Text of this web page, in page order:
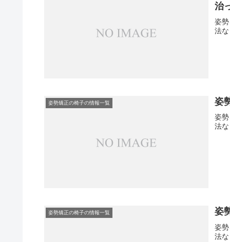
治
姿
法
姿勢矯正の椅子の情報一覧 姿
姿
法
姿勢矯正の椅子の情報一覧 姿
姿
法